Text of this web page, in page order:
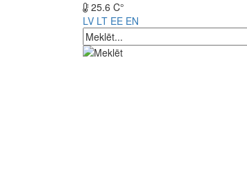
25.6 C°
LV LT EE EN